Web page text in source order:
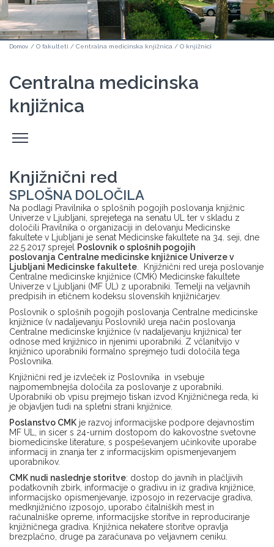
Domov / O fakulteti / Centralna medicinska knjižnica / O knjižnici
Centralna medicinska
knjižnica
Odpri
stranski
Knjižnični red
SPLOŠNA DOLOČILA
Na podlagi Pravilnika o splošnih pogojih poslovanja knjižnic
Univerze v Ljubljani, sprejetega na senatu UL ter v skladu z
določili Pravilnika o organizaciji in delovanju Medicinske
fakultete v Ljubljani je senat Medicinske fakultete na 34. seji, dne
22.5.2017 sprejel
Poslovnik o splošnih pogojih
poslovanja Centralne medicinske knjižnice Univerze v
Ljubljani Medicinske fakultete . Knjižnični red ureja poslovanje
Centralne medicinske knjižnice (CMK) Medicinske fakultete
Univerze v Ljubljani (MF UL) z uporabniki. Temelji na veljavnih
predpisih in etičnem kodeksu slovenskih knjižničarjev.
Poslovnik o splošnih pogojih poslovanja Centralne medicinske
knjižnice (v nadaljevanju Poslovnik) ureja način poslovanja
Centralne medicinske knjižnice (v nadaljevanju knjižnica) ter
odnose med knjižnico in njenimi uporabniki. Z včlanitvijo v
knjižnico uporabniki formalno sprejmejo tudi določila tega
Poslovnika.
Knjižnični red je izvleček iz Poslovnika in vsebuje
najpomembnejša določila za poslovanje z uporabniki.
Uporabniki ob vpisu prejmejo tiskan izvod Knjižničnega reda, ki
je objavljen tudi na spletni strani knjižnice.
Poslanstvo CMK je razvoj informacijske podpore dejavnostim
MF UL, in sicer s 24-urnim dostopom do kakovostne svetovne
biomedicinske literature, s pospeševanjem učinkovite uporabe
informacij in znanja ter z informacijskim opismenjevanjem
uporabnikov.
CMK nudi naslednje storitve: dostop do javnih in plačljivih
podatkovnih zbirk, informacije o gradivu in iz gradiva knjižnice,
informacijsko opismenjevanje, izposojo in rezervacije gradiva,
medknjižnično izposojo, uporabo čitalniških mest in
računalniške opreme, informacijske storitve in reproduciranje
knjižničnega gradiva. Knjižnica nekatere storitve opravlja
brezplačno, druge pa zaračunava po veljavnem ceniku.